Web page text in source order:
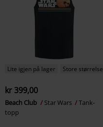
Lite igjen på lager Store størrelser
kr 399,00
Beach Club Star Wars
Tank-
topp